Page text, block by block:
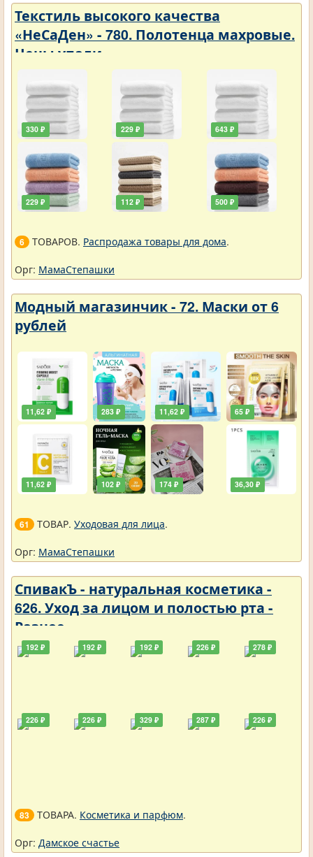
Текстиль высокого качества
«НеСаДен» - 780. Полотенца махровые.
Цены упали
330 ₽
229 ₽
229 ₽
112 ₽
643 ₽
500 ₽
6 ТОВАРОВ. Распродажа товары для дома.
Орг: МамаСтепашки
Модный магазинчик - 72. Маски от 6
рублей
11,62 ₽
11,62 ₽
283 ₽
102 ₽
11,62 ₽
174 ₽
65 ₽
36,30 ₽
61 ТОВАР. Уходовая для лица.
Орг: МамаСтепашки
СпивакЪ - натуральная косметика -
626. Уход за лицом и полостью рта -
Разное
192 ₽
226 ₽
192 ₽
226 ₽
192 ₽
329 ₽
226 ₽
287 ₽
278 ₽
226 ₽
83 ТОВАРА. Косметика и парфюм.
Орг: Дамское счастье